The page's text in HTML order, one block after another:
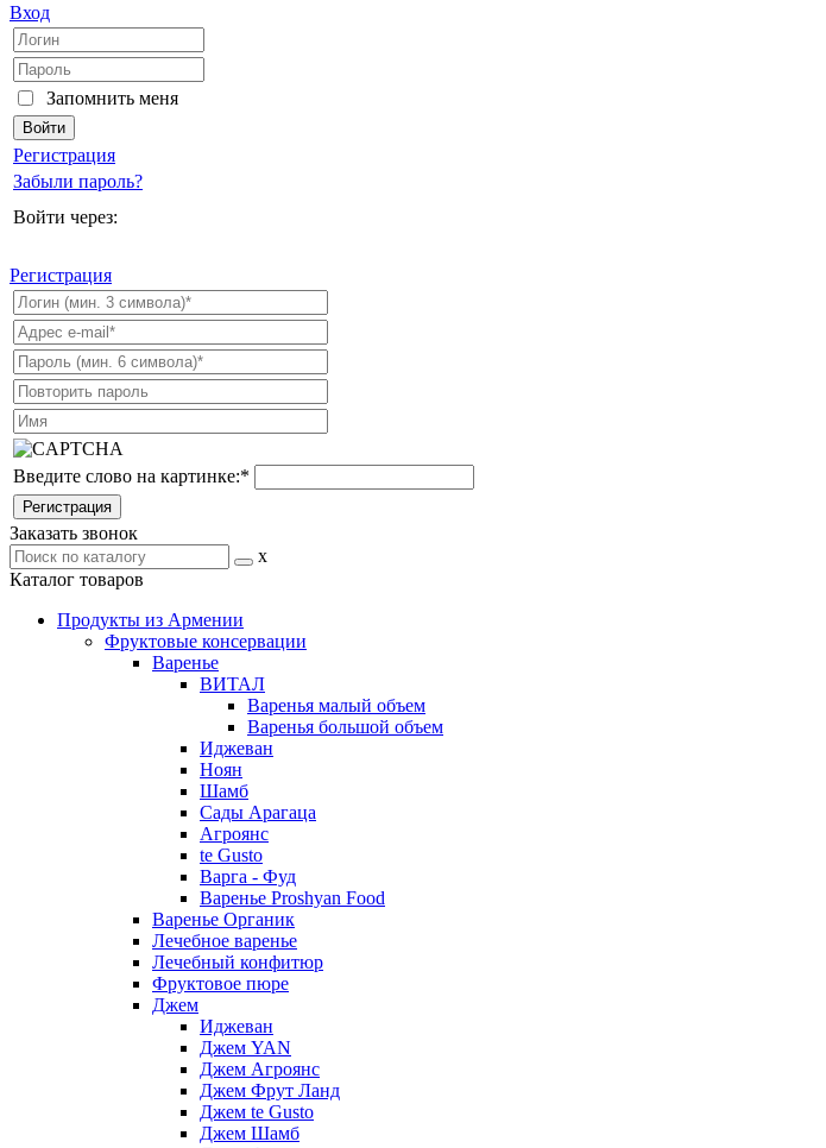
Вход
Запомнить меня
Регистрация
Забыли пароль?
Войти через:
Регистрация
Введите слово на картинке:*
Заказать звонок
x
Каталог товаров
Продукты из Армении
Фруктовые консервации
Варенье
ВИТАЛ
Варенья малый объем
Варенья большой объем
Иджеван
Ноян
Шамб
Сады Арагаца
Агроянс
te Gusto
Варга - Фуд
Варенье Proshyan Food
Варенье Органик
Лечебное варенье
Лечебный конфитюр
Фруктовое пюре
Джем
Иджеван
Джем YAN
Джем Агроянс
Джем Фрут Ланд
Джем te Gusto
Джем Шамб